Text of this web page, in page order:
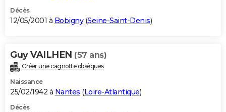
Décès
12/05/2001 à Bobigny(Seine-Saint-Denis)
Guy VAILHEN (57 ans)
Créer une cagnotte obsèques
Naissance
25/02/1942 à Nantes (Loire-Atlantique)
Décès